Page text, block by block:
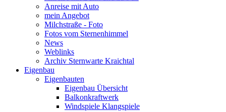
Anreise mit Auto
mein Angebot
Milchstraße - Foto
Fotos vom Sternenhimmel
News
Weblinks
Archiv Sternwarte Kraichtal
Eigenbau
Eigenbauten
Eigenbau Übersicht
Balkonkraftwerk
Windspiele Klangspiele